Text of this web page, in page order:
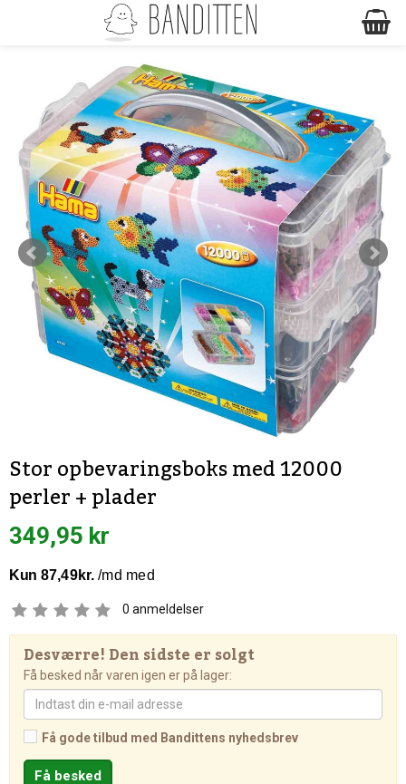
Stor opbevaringsboks med 12000
perler + plader
349,95 kr
0 anmeldelser
Desværre! Den sidste er solgt
Få besked når varen igen er på lager:
Få gode tilbud med Bandittens nyhedsbrev